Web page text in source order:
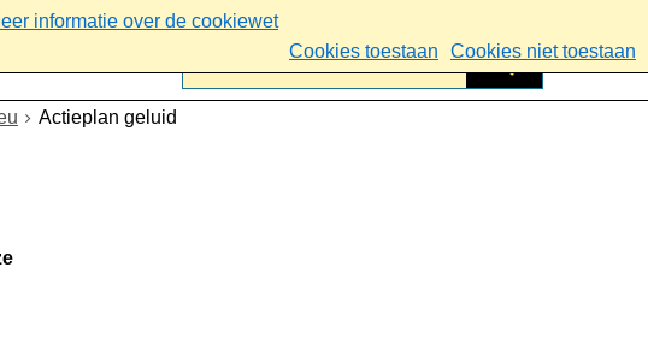
informatie over de cookiewet
Cookies toestaan
Cookies niet toestaan
Actieplan geluid